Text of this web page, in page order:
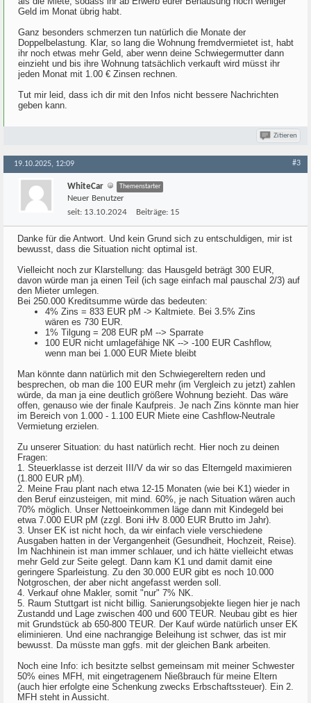
Geld im Monat übrig habt.
Ganz besonders schmerzen tun natürlich die Monate der
Doppelbelastung. Klar, so lang die Wohnung fremdvermietet ist, habt
ihr noch etwas mehr Geld, aber wenn deine Schwiegermutter dann
einzieht und bis ihre Wohnung tatsächlich verkauft wird müsst ihr
jeden Monat mit 1.00 € Zinsen rechnen.
Tut mir leid, dass ich dir mit den Infos nicht bessere Nachrichten
geben kann.
Zitieren
19.10.2025, 12:09 #3
WhiteCar Themenstarter
Neuer Benutzer
seit: 13.10.2024 Beiträge: 15
Danke für die Antwort. Und kein Grund sich zu entschuldigen, mir ist
bewusst, dass die Situation nicht optimal ist.
Vielleicht noch zur Klarstellung: das Hausgeld beträgt 300 EUR,
davon würde man ja einen Teil (ich sage einfach mal pauschal 2/3) auf
den Mieter umlegen.
Bei 250.000 Kreditsumme würde das bedeuten:
4% Zins = 833 EUR pM -> Kaltmiete. Bei 3.5% Zins
wären es 730 EUR.
1% Tilgung = 208 EUR pM --> Sparrate
100 EUR nicht umlagefähige NK --> -100 EUR Cashflow,
wenn man bei 1.000 EUR Miete bleibt
Man könnte dann natürlich mit den Schwiegereltern reden und
besprechen, ob man die 100 EUR mehr (im Vergleich zu jetzt) zahlen
würde, da man ja eine deutlich größere Wohnung bezieht. Das wäre
offen, genauso wie der finale Kaufpreis. Je nach Zins könnte man hier
im Bereich von 1.000 - 1.100 EUR Miete eine Cashflow-Neutrale
Vermietung erzielen.
Zu unserer Situation: du hast natürlich recht. Hier noch zu deinen
Fragen:
1. Steuerklasse ist derzeit III/V da wir so das Elterngeld maximieren
(1.800 EUR pM).
2. Meine Frau plant nach etwa 12-15 Monaten (wie bei K1) wieder in
den Beruf einzusteigen, mit mind. 60%, je nach Situation wären auch
70% möglich. Unser Nettoeinkommen läge dann mit Kindegeld bei
etwa 7.000 EUR pM (zzgl. Boni iHv 8.000 EUR Brutto im Jahr).
3. Unser EK ist nicht hoch, da wir einfach viele verschiedene
Ausgaben hatten in der Vergangenheit (Gesundheit, Hochzeit, Reise).
Im Nachhinein ist man immer schlauer, und ich hätte vielleicht etwas
mehr Geld zur Seite gelegt. Dann kam K1 und damit damit eine
geringere Sparleistung. Zu den 30.000 EUR gibt es noch 10.000
Notgroschen, der aber nicht angefasst werden soll.
4. Verkauf ohne Makler, somit "nur" 7% NK.
5. Raum Stuttgart ist nicht billig. Sanierungsobjekte liegen hier je nach
Zustandd und Lage zwischen 400 und 600 TEUR. Neubau gibt es hier
mit Grundstück ab 650-800 TEUR. Der Kauf würde natürlich unser EK
eliminieren. Und eine nachrangige Beleihung ist schwer, das ist mir
bewusst. Da müsste man ggfs. mit der gleichen Bank arbeiten.
Noch eine Info: ich besitzte selbst gemeinsam mit meiner Schwester
50% eines MFH, mit eingetragenem Nießbrauch für meine Eltern
(auch hier erfolgte eine Schenkung zwecks Erbschaftssteuer). Ein 2.
MFH steht in Aussicht.